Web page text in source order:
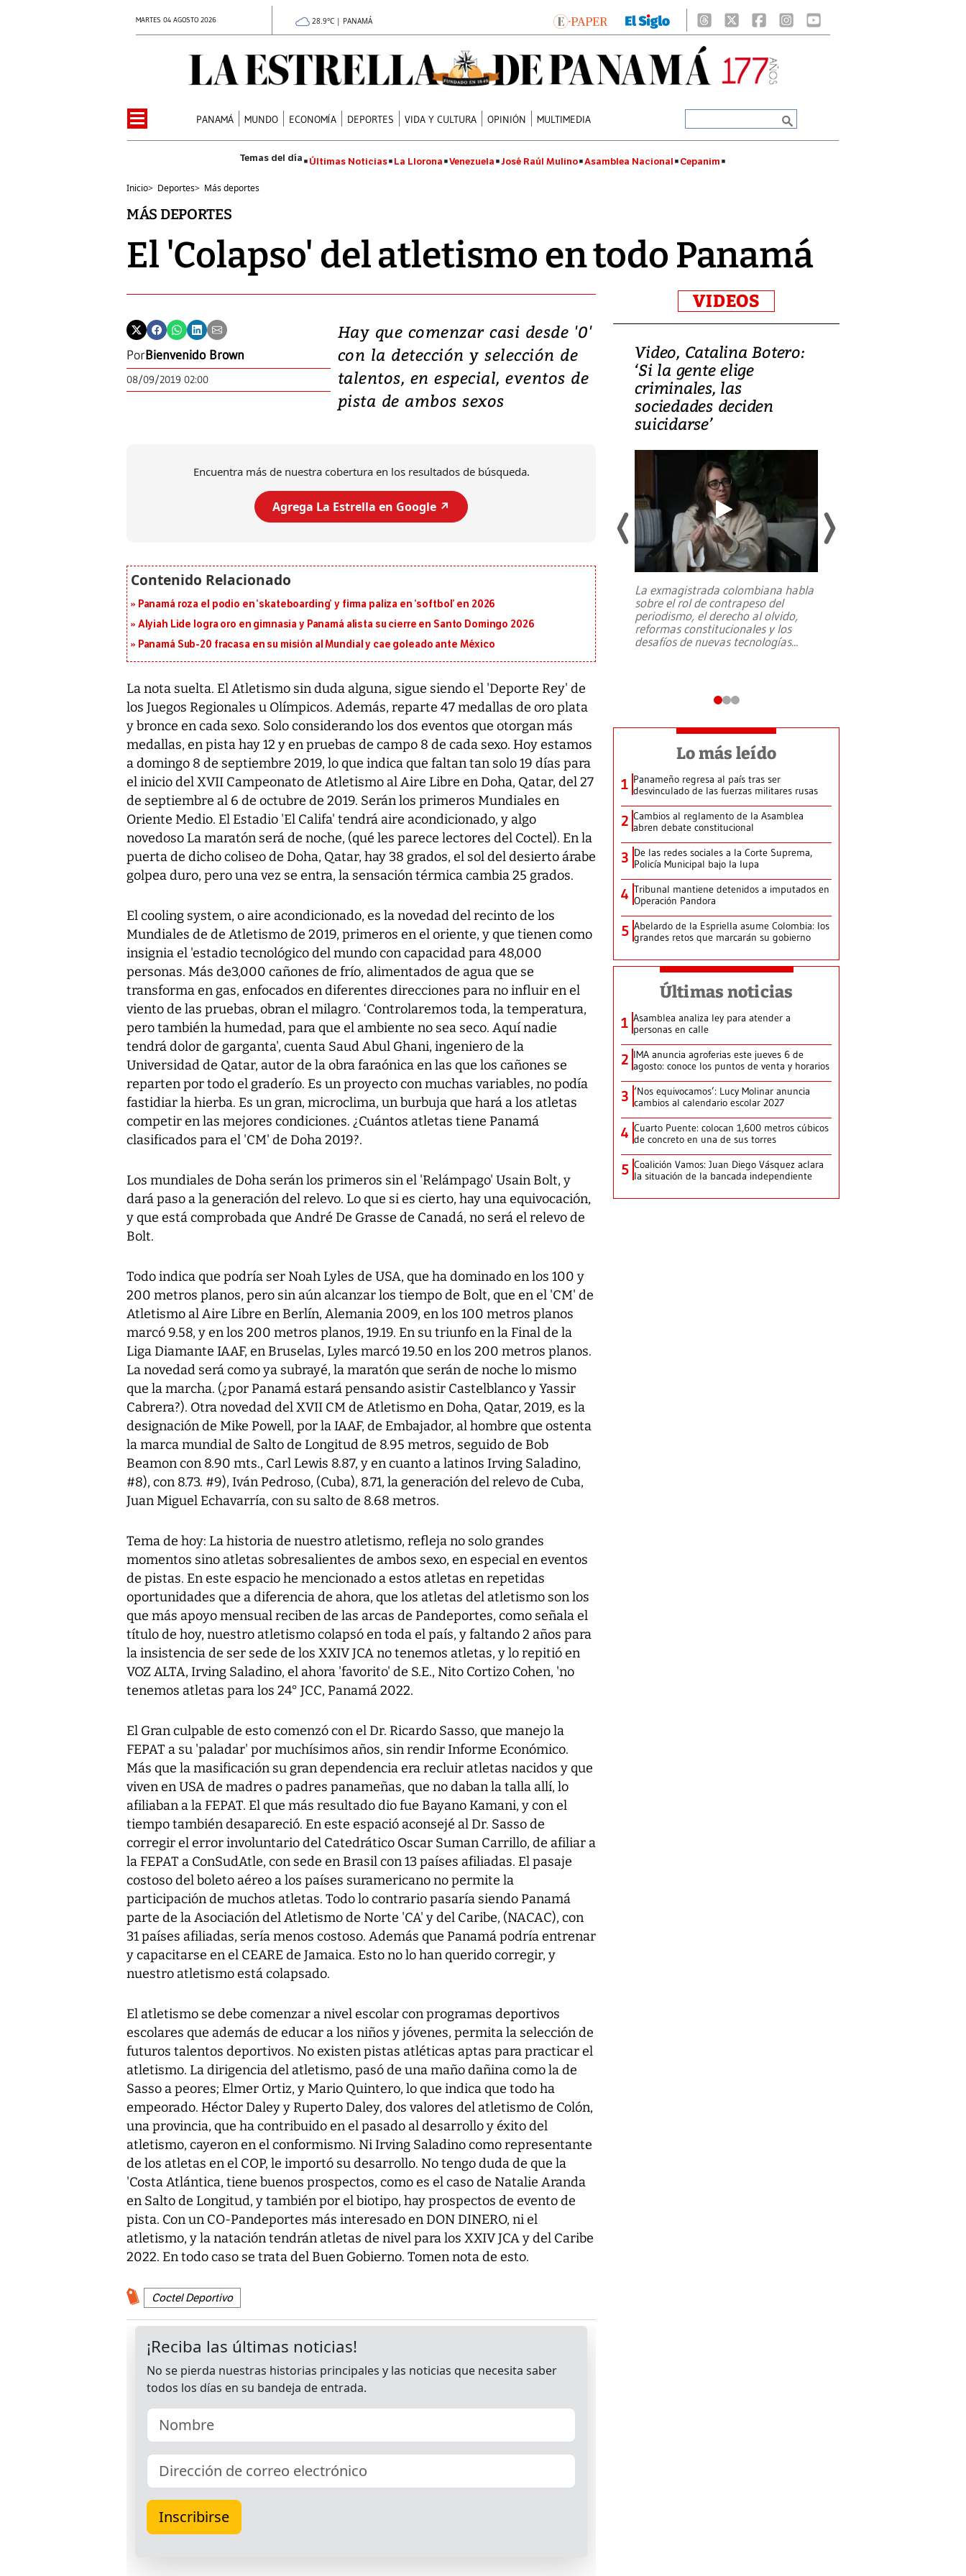
MARTES 04 AGOSTO 2026 28.9°C | PANAMÁ
PANAMÁ MUNDO ECONOMÍA DEPORTES VIDA Y CULTURA OPINIÓN MULTIMEDIA
Últimas Noticias La Llorona Venezuela José Raúl Mulino Asamblea Nacional Cepanim
Inicio> Deportes> Más deportes
MÁS DEPORTES
El 'Colapso' del atletismo en todo Panamá
PorBienvenido Brown
08/09/2019 02:00
Hay que comenzar casi desde '0'
con la detección y selección de
talentos, en especial, eventos de
pista de ambos sexos
Encuentra más de nuestra cobertura en los resultados de búsqueda.
Agrega La Estrella en Google ↗️
Panamá roza el podio en ‘skateboarding’ y firma paliza en ‘softbol’ en 2026
Alyiah Lide logra oro en gimnasia y Panamá alista su cierre en Santo Domingo 2026
Panamá Sub-20 fracasa en su misión al Mundial y cae goleado ante México
La nota suelta. El Atletismo sin duda alguna, sigue siendo el 'Deporte Rey' de
los Juegos Regionales u Olímpicos. Además, reparte 47 medallas de oro plata
y bronce en cada sexo. Solo considerando los dos eventos que otorgan más
medallas, en pista hay 12 y en pruebas de campo 8 de cada sexo. Hoy estamos
a domingo 8 de septiembre 2019, lo que indica que faltan tan solo 19 días para
el inicio del XVII Campeonato de Atletismo al Aire Libre en Doha, Qatar, del 27
de septiembre al 6 de octubre de 2019. Serán los primeros Mundiales en
Oriente Medio. El Estadio 'El Califa' tendrá aire acondicionado, y algo
novedoso La maratón será de noche, (qué les parece lectores del Coctel). En la
puerta de dicho coliseo de Doha, Qatar, hay 38 grados, el sol del desierto árabe
golpea duro, pero una vez se entra, la sensación térmica cambia 25 grados.
El cooling system, o aire acondicionado, es la novedad del recinto de los
Mundiales de de Atletismo de 2019, primeros en el oriente, y que tienen como
insignia el 'estadio tecnológico del mundo con capacidad para 48,000
personas. Más de3,000 cañones de frío, alimentados de agua que se
transforma en gas, enfocados en diferentes direcciones para no influir en el
viento de las pruebas, obran el milagro. ‘Controlaremos toda, la temperatura,
pero también la humedad, para que el ambiente no sea seco. Aquí nadie
tendrá dolor de garganta', cuenta Saud Abul Ghani, ingeniero de la
Universidad de Qatar, autor de la obra faraónica en las que los cañones se
reparten por todo el graderío. Es un proyecto con muchas variables, no podía
fastidiar la hierba. Es un gran, microclima, un burbuja que hará a los atletas
competir en las mejores condiciones. ¿Cuántos atletas tiene Panamá
clasificados para el 'CM' de Doha 2019?.
Los mundiales de Doha serán los primeros sin el 'Relámpago' Usain Bolt, y
dará paso a la generación del relevo. Lo que si es cierto, hay una equivocación,
y que está comprobada que André De Grasse de Canadá, no será el relevo de
Bolt.
Todo indica que podría ser Noah Lyles de USA, que ha dominado en los 100 y
200 metros planos, pero sin aún alcanzar los tiempo de Bolt, que en el 'CM' de
Atletismo al Aire Libre en Berlín, Alemania 2009, en los 100 metros planos
marcó 9.58, y en los 200 metros planos, 19.19. En su triunfo en la Final de la
Liga Diamante IAAF, en Bruselas, Lyles marcó 19.50 en los 200 metros planos.
La novedad será como ya subrayé, la maratón que serán de noche lo mismo
que la marcha. (¿por Panamá estará pensando asistir Castelblanco y Yassir
Cabrera?). Otra novedad del XVII CM de Atletismo en Doha, Qatar, 2019, es la
designación de Mike Powell, por la IAAF, de Embajador, al hombre que ostenta
la marca mundial de Salto de Longitud de 8.95 metros, seguido de Bob
Beamon con 8.90 mts., Carl Lewis 8.87, y en cuanto a latinos Irving Saladino,
#8), con 8.73. #9), Iván Pedroso, (Cuba), 8.71, la generación del relevo de Cuba,
Juan Miguel Echavarría, con su salto de 8.68 metros.
Tema de hoy: La historia de nuestro atletismo, refleja no solo grandes
momentos sino atletas sobresalientes de ambos sexo, en especial en eventos
de pistas. En este espacio he mencionado a estos atletas en repetidas
oportunidades que a diferencia de ahora, que los atletas del atletismo son los
que más apoyo mensual reciben de las arcas de Pandeportes, como señala el
título de hoy, nuestro atletismo colapsó en toda el país, y faltando 2 años para
la insistencia de ser sede de los XXIV JCA no tenemos atletas, y lo repitió en
VOZ ALTA, Irving Saladino, el ahora 'favorito' de S.E., Nito Cortizo Cohen, 'no
tenemos atletas para los 24° JCC, Panamá 2022.
El Gran culpable de esto comenzó con el Dr. Ricardo Sasso, que manejo la
FEPAT a su 'paladar' por muchísimos años, sin rendir Informe Económico.
Más que la masificación su gran dependencia era recluir atletas nacidos y que
viven en USA de madres o padres panameñas, que no daban la talla allí, lo
afiliaban a la FEPAT. El que más resultado dio fue Bayano Kamani, y con el
tiempo también desapareció. En este espació aconsejé al Dr. Sasso de
corregir el error involuntario del Catedrático Oscar Suman Carrillo, de afiliar a
la FEPAT a ConSudAtle, con sede en Brasil con 13 países afiliadas. El pasaje
costoso del boleto aéreo a los países suramericano no permite la
participación de muchos atletas. Todo lo contrario pasaría siendo Panamá
parte de la Asociación del Atletismo de Norte 'CA' y del Caribe, (NACAC), con
31 países afiliadas, sería menos costoso. Además que Panamá podría entrenar
y capacitarse en el CEARE de Jamaica. Esto no lo han querido corregir, y
nuestro atletismo está colapsado.
El atletismo se debe comenzar a nivel escolar con programas deportivos
escolares que además de educar a los niños y jóvenes, permita la selección de
futuros talentos deportivos. No existen pistas atléticas aptas para practicar el
atletismo. La dirigencia del atletismo, pasó de una maño dañina como la de
Sasso a peores; Elmer Ortiz, y Mario Quintero, lo que indica que todo ha
empeorado. Héctor Daley y Ruperto Daley, dos valores del atletismo de Colón,
una provincia, que ha contribuido en el pasado al desarrollo y éxito del
atletismo, cayeron en el conformismo. Ni Irving Saladino como representante
de los atletas en el COP, le importó su desarrollo. No tengo duda de que la
'Costa Atlántica, tiene buenos prospectos, como es el caso de Natalie Aranda
en Salto de Longitud, y también por el biotipo, hay prospectos de evento de
pista. Con un CO-Pandeportes más interesado en DON DINERO, ni el
atletismo, y la natación tendrán atletas de nivel para los XXIV JCA y del Caribe
2022. En todo caso se trata del Buen Gobierno. Tomen nota de esto.
Coctel Deportivo
VIDEOS
Video, Japón: Terremoto
deja heridos y graves
daños en Kumamoto
7,1 se registró este martes 28 de
emergencia de gran
Video, Catalina Botero:
‘Si la gente elige
criminales, las
sociedades deciden
suicidarse’
La exmagistrada colombiana habla
sobre el rol de contrapeso del
periodismo, el derecho al olvido,
reformas constitucionales y los
desafíos de nuevas tecnologías...
Lo más leído
1 Panameño regresa al país tras ser
desvinculado de las fuerzas militares rusas
2 Cambios al reglamento de la Asamblea
abren debate constitucional
3 De las redes sociales a la Corte Suprema,
Policía Municipal bajo la lupa
4 Tribunal mantiene detenidos a imputados en
Operación Pandora
5 Abelardo de la Espriella asume Colombia: los
grandes retos que marcarán su gobierno
Últimas noticias
1 Asamblea analiza ley para atender a
personas en calle
2 IMA anuncia agroferias este jueves 6 de
agosto: conoce los puntos de venta y horarios
3 ‘Nos equivocamos’: Lucy Molinar anuncia
cambios al calendario escolar 2027
4 Cuarto Puente: colocan 1,600 metros cúbicos
de concreto en una de sus torres
5 Coalición Vamos: Juan Diego Vásquez aclara
la situación de la bancada independiente